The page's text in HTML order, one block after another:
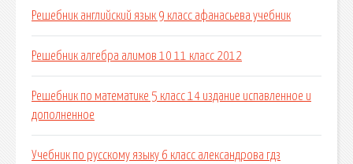
Решебник английский язык 9 класс афанасьева учебник
Решебник алгебра алимов 10 11 класс 2012
Решебник по математике 5 класс 14 издание испавленное и
дополненное
Учебник по русскому языку 6 класс александрова гдз